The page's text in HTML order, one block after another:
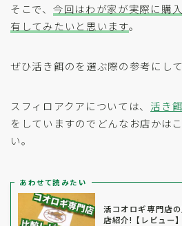
そこで、 今回はわが家が実際に購
有してみたいと思います。
ぜひ活き餌のを選ぶ際の参考にし
スフィロアクアについては、 活き
をしていますのでどんなお店かは
い。
あわせて読みたい
活コオロギ専門店
店紹介!【レビュー】